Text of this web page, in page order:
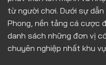
từ người chơi. Dưới sự
Phong, nền tảng cá cược
danh sách những đơn vị
chuyên nghiệp nhất khu